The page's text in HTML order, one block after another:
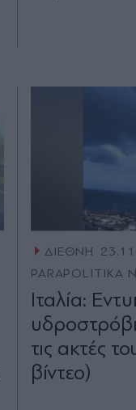
ΔΙΕΘΝΗ
PARAPOLITIKA
Ιταλία:
τις ακτές
βίντεο)